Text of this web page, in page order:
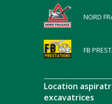
NORD
FB
Location
excavatrices